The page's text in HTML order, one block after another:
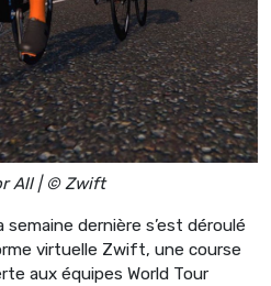
All | © Zwift
dernière s’est déroulé
virtuelle Zwift, une course
aux équipes World Tour